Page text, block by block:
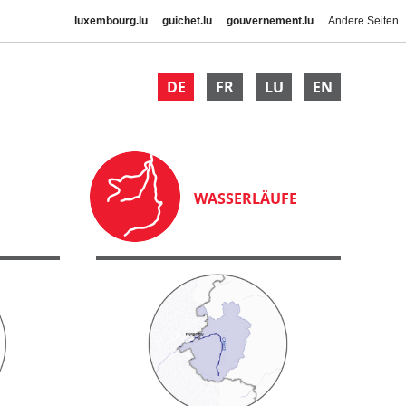
luxembourg.lu guichet.lu gouvernement.lu Andere Seiten
DE FR LU EN
WASSERLÄUFE